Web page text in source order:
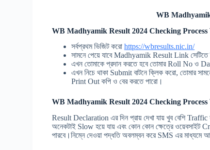
WB
WB Madhyamik Result 2024 Checking Process
সর্বপ্রথম ভিজিট করোhttps://wbresults.nic.in/
সামনে পেয়ে যাবে Madhyamik Result Link
এখন তোমাকে প্রদান করতে হবে তোমার Roll No
এখন নিচে থাকা Submit বাটনে ক্লিক করো, তোমার
Print Out কপি ও বের করতে পারো।
WB Madhyamik Result 2024 Checking Process
Result Declaration এর দিন প্রায় দেখা যায় খুব বেশি
অনেকটাই Slow হয়ে যায় এবং কোন কোন ক্ষেত্রে ওয়েবসাইট
পারবে।নিম্নে দেওয়া পদ্ধতি অবলম্বন করে SMS এর